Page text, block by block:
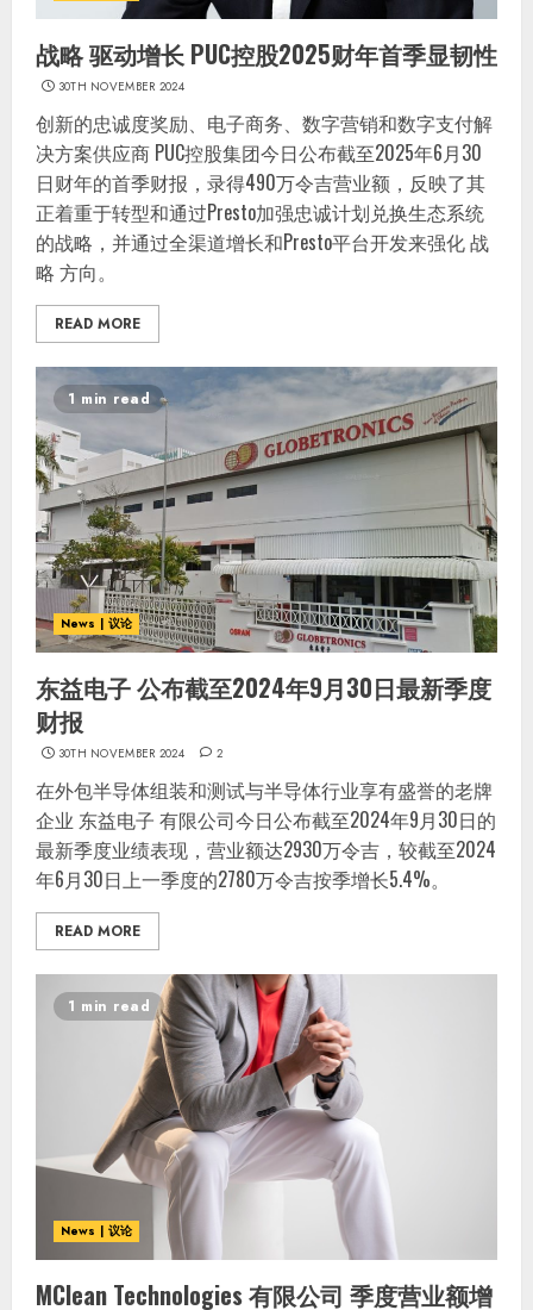
战略 驱动增长 PUC控股2025财年首季显韧性
30TH NOVEMBER 2024
创新的忠诚度奖励、电子商务、数字营销和数字支付解
决方案供应商 PUC控股集团今日公布截至2025年6月30
日财年的首季财报，录得490万令吉营业额，反映了其
正着重于转型和通过Presto加强忠诚计划兑换生态系统
的战略，并通过全渠道增长和Presto平台开发来强化 战
略 方向。
READ MORE
1 min read
News | 议论
东益电子 公布截至2024年9月30日最新季度
财报
30TH NOVEMBER 2024 2
在外包半导体组装和测试与半导体行业享有盛誉的老牌
企业 东益电子 有限公司今日公布截至2024年9月30日的
最新季度业绩表现，营业额达2930万令吉，较截至2024
年6月30日上一季度的2780万令吉按季增长5.4%。
READ MORE
1 min read
News | 议论
MClean Technologies 有限公司 季度营业额增